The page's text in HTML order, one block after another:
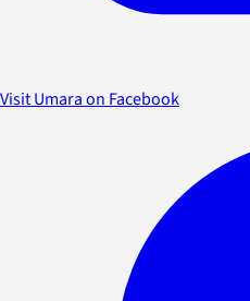
Visit Umara on Facebook